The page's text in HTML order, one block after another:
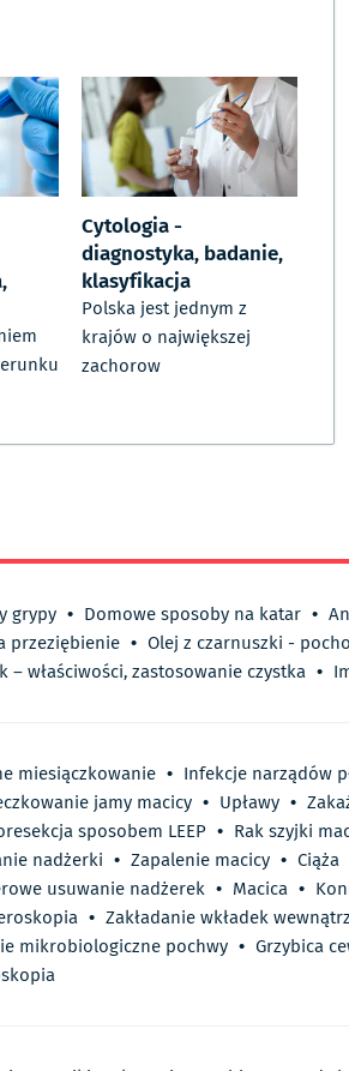
Cytologia -
diagnostyka, badanie,
klasyfikacja
Polska jest jednym z
krajów o największej
zachorow
grypy • Domowe sposoby na katar •
przeziębienie • Olej z czarnuszki -
– właściwości, zastosowanie czystka •
miesiączkowanie • Infekcje narządów
jamy macicy • Upławy •
sposobem LEEP • Rak szyjki
nadżerki • Zapalenie macicy • Ciąża
usuwanie nadżerek • Macica •
• Zakładanie wkładek
mikrobiologiczne pochwy • Grzybica